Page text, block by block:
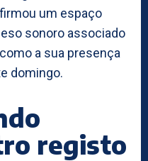
um espaço
sonoro associado
a sua presença
domingo.
registo